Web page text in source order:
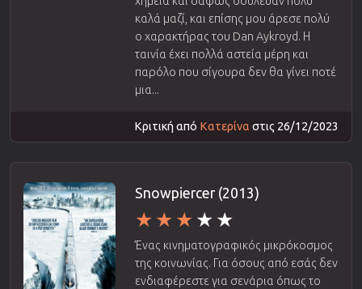
καλά μαζί, και επίσης μου άρεσε πολύ
ο χαρακτήρας του Dan Aykroyd. Η
ταινία έχει πολλά αστεία μέρη και
παρόλο που σίγουρα δεν θα γίνει ποτέ
μια...
Κριτική από Κατερίναστις 26/12/2023
Snowpiercer (2013)
Ένας κινηματογραφικός μικρόκοσμος
της κοινωνίας. Για όσους από εσάς δεν
ενδιαφέρεστε για σενάρια όπως το